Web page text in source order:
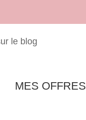
MES OFFRES